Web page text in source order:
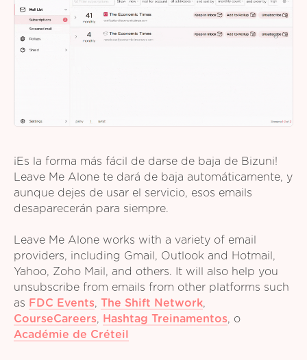
¡Es la forma más fácil de darse de baja de Bizuni!
Leave Me Alone te dará de baja automáticamente, y
aunque dejes de usar el servicio, esos emails
desaparecerán para siempre.
Leave Me Alone works with a variety of email
providers, including Gmail, Outlook and Hotmail,
Yahoo, Zoho Mail, and others. It will also help you
unsubscribe from emails from other platforms such
as FDC Events, The Shift Network,
CourseCareers, Hashtag Treinamentos, o
Académie de Créteil